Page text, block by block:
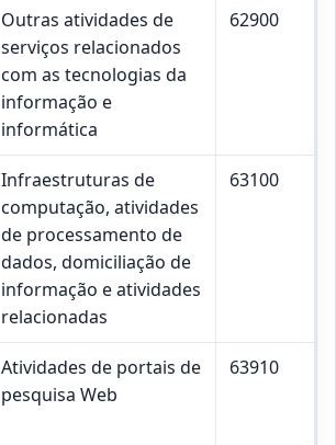
Outras atividades de
serviços relacionados
com as tecnologias da
informação e
informática
62900
Infraestruturas de
computação, atividades
de processamento de
dados, domiciliação de
informação e atividades
relacionadas
63100
Atividades de portais de
pesquisa Web
63910